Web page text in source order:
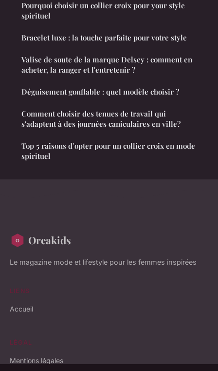
Pourquoi choisir un collier croix pour your style
spirituel
Bracelet luxe : la touche parfaite pour votre style
Valise de soute de la marque Delsey : comment en
acheter, la ranger et l'entretenir ?
Déguisement gonflable : quel modèle choisir ?
Comment choisir des tenues de travail qui
s'adaptent à des journées caniculaires en ville?
Top 5 raisons d’opter pour un collier croix en mode
spirituel
Oreakids
Le magazine mode et lifestyle pour les femmes inspirées
LIENS
Accueil
LÉGAL
Mentions légales